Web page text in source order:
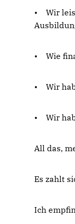
• Wir
• Wie
• Wir
• Wir
All das,
Es zahlt
Ich